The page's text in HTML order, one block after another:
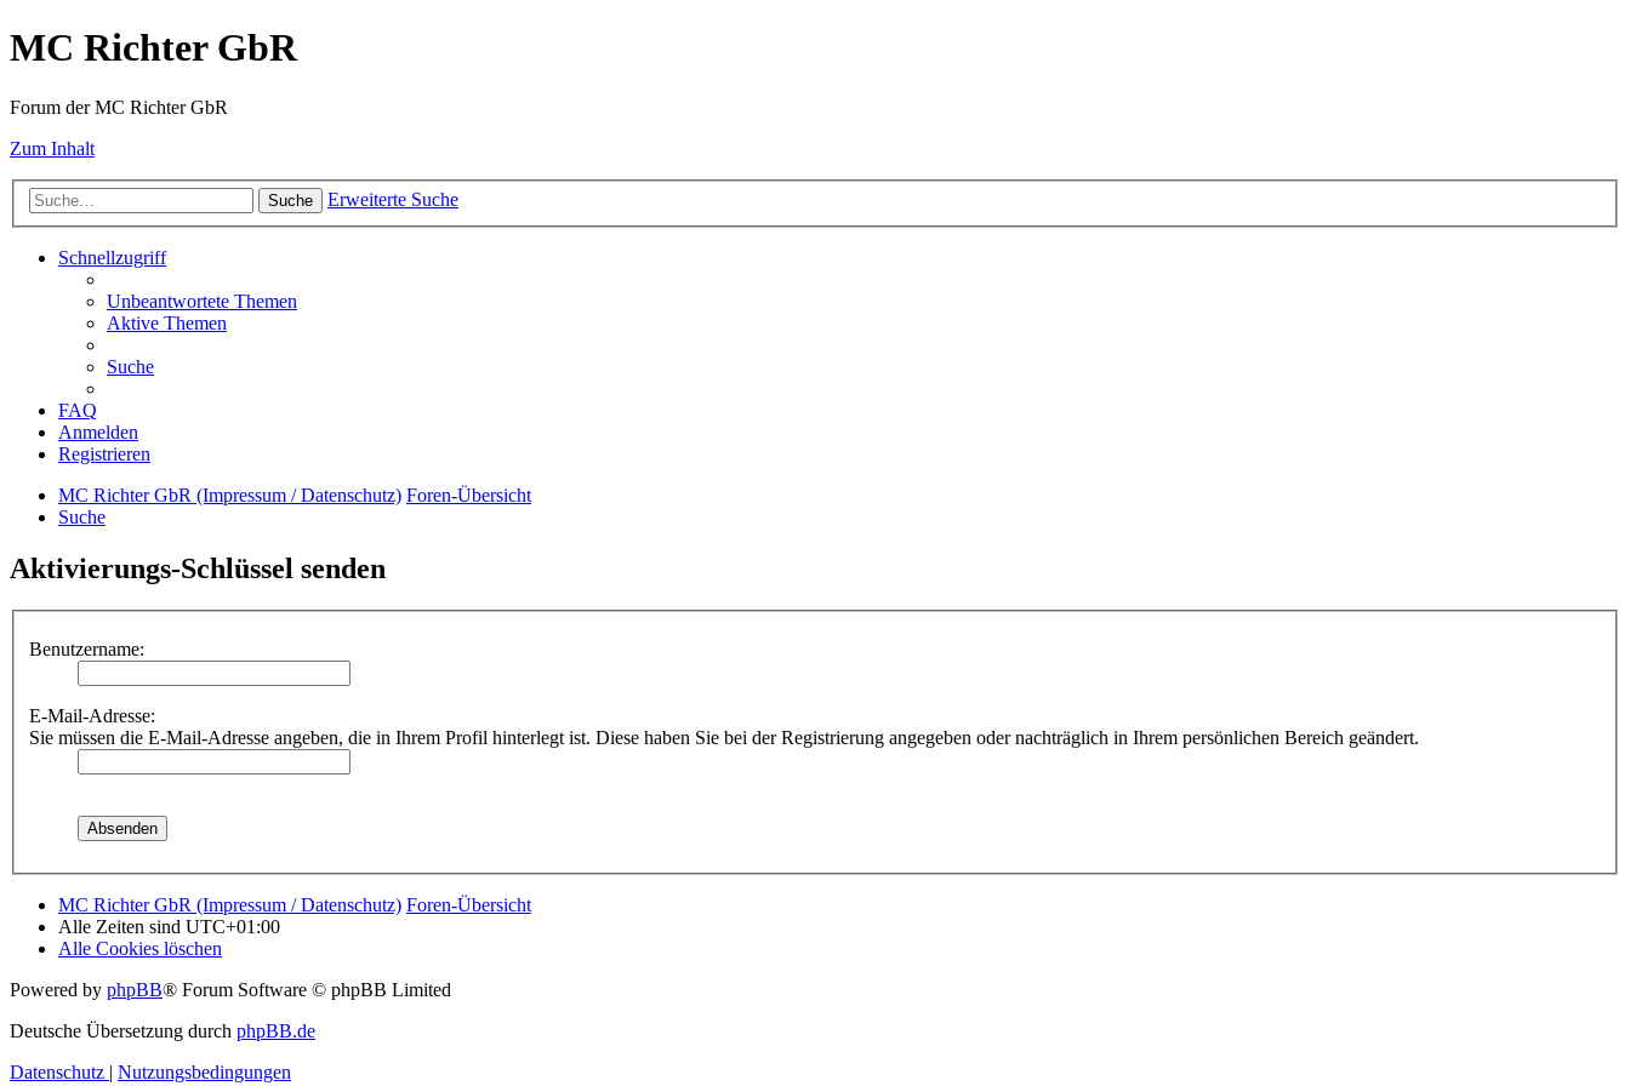
MC Richter GbR
Forum der MC Richter GbR
Zum Inhalt
Suche Erweiterte Suche
Schnellzugriff
Unbeantwortete Themen
Aktive Themen
Suche
FAQ
Anmelden
Registrieren
MC Richter GbR (Impressum / Datenschutz) Foren-Übersicht
Suche
Aktivierungs-Schlüssel senden
Benutzername:
E-Mail-Adresse:
Sie müssen die E-Mail-Adresse angeben, die in Ihrem Profil hinterlegt ist. Diese haben Sie bei der Registrierung angegeben oder nachträglich in Ihrem persönlichen Bereich geändert.
MC Richter GbR (Impressum / Datenschutz) Foren-Übersicht
Alle Zeiten sind UTC+01:00
Alle Cookies löschen
Powered by phpBB® Forum Software © phpBB Limited
Deutsche Übersetzung durch phpBB.de
Datenschutz | Nutzungsbedingungen